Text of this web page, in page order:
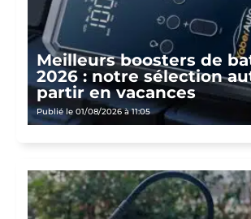
Meilleurs boosters de
2026 : notre sélection
partir en vacances
Publié le 01/08/2026 à 11:05